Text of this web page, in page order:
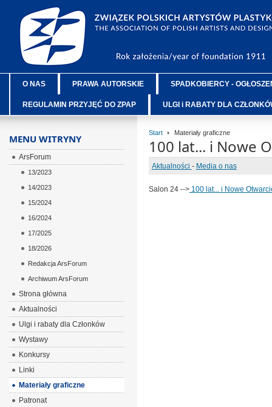
O NAS PRAWA AUTORSKIE SPADKOBIERCY -
REGULAMIN PRZYJĘĆ DO ZPAP ULGI i RABATY DLA
Start Materiały graficzne
100 lat... i Nowe
Aktualności - Media o nas
Salon 24 -->100 lat... i Nowe
MENU WITRYNY
ArsForum
13/2023
14/2023
15/2024
16/2024
17/2025
18/2026
Redakcja ArsForum
Archiwum ArsForum
Strona główna
Aktualności
Ulgi i rabaty dla Członków
Wystawy
Konkursy
Linki
Materiały graficzne
Patronat